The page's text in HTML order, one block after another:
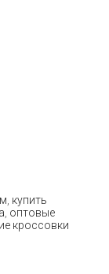
купить
оптовые
кроссовки